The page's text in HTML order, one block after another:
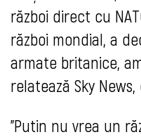
război direct cu
război mondial, a
armate britanice,
relatează Sky
"Putin nu vrea un